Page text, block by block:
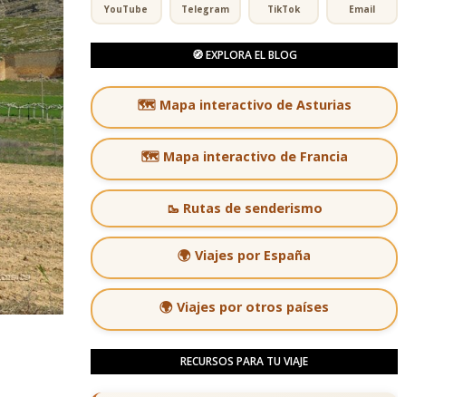
YouTube Telegram TikTok Email
🧭 EXPLORA EL BLOG
🗺️ Mapa interactivo de Asturias
🗺️ Mapa interactivo de Francia
🥾 Rutas de senderismo
🌍 Viajes por España
🌍 Viajes por otros países
RECURSOS PARA TU VIAJE